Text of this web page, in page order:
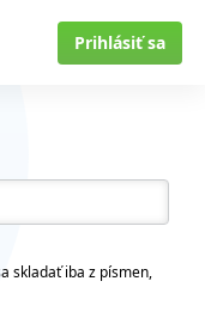
Prihlásiť sa
skladať iba z písmen,